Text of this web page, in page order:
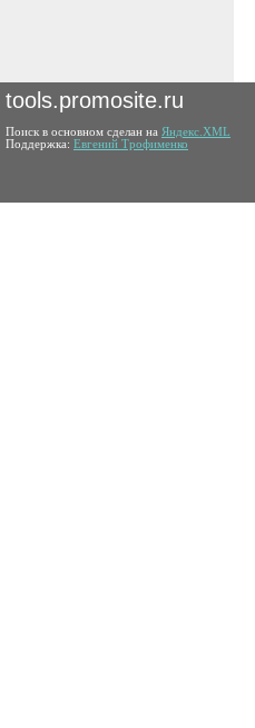
tools.promosite.ru
Поиск в основном сделан на Яндекс.XML
Поддержка: Евгений Трофименко